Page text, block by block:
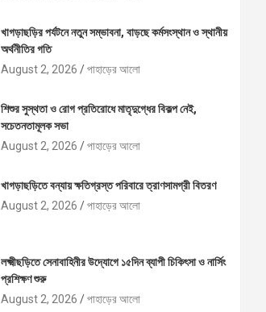
খাগড়াছড়ির পর্যটনে নতুন সম্ভাবনা, বাড়ছে কর্মসংস্থান ও স্থানীয়
অর্থনীতির গতি
August 2, 2026
পাহাড়ের আলো
শিশুর সুস্থতা ও রোগ প্রতিরোধে মাতৃদুগ্ধের বিকল্প নেই,
সচেতনতামূলক সভা
August 2, 2026
পাহাড়ের আলো
খাগড়াছড়িতে বন্যায় ক্ষতিগ্রস্ত পরিবারে ত্রাণসামগ্রী বিতরণ
August 2, 2026
পাহাড়ের আলো
লক্ষ্মীছড়িতে সেনাবাহিনীর উদ্যোগে ১৫দিন ব্যাপী চিকিৎসা ও নার্সিং
প্রশিক্ষণ শুরু
August 2, 2026
পাহাড়ের আলো